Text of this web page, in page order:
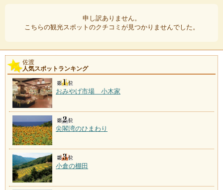
申し訳ありません。
こちらの観光スポットのクチコミが見つかりませんでした。
佐渡
人気スポットランキング
おみやげ市場 小木家
尖閣湾のひまわり
小倉の棚田